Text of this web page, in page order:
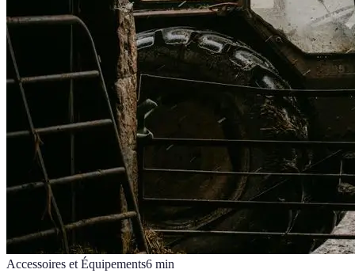
Accessoires et Équipements6 min